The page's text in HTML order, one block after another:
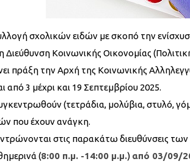
σχολικών ειδών με σκοπό την
Διεύθυνση Κοινωνικής Οικονομίας
πράξη την Αρχή της Κοινωνικής
από 3 μέχρι και 19 Σεπτεμβρίου 2025.
(τετράδια, μολύβια, στυλό,
που έχουν ανάγκη.
στις παρακάτω διευθύνσεις
(8:00 π.μ. -14:00 μ.μ.) από 03/09/